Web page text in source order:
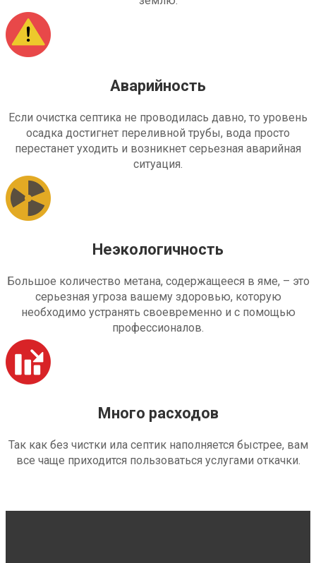
Аварийность
Если очистка септика не проводилась давно, то уровень
осадка достигнет переливной трубы, вода просто
перестанет уходить и возникнет серьезная аварийная
ситуация.
Неэкологичность
Большое количество метана, содержащееся в яме, – это
серьезная угроза вашему здоровью, которую
необходимо устранять своевременно и с помощью
профессионалов.
Много расходов
Так как без чистки ила септик наполняется быстрее, вам
все чаще приходится пользоваться услугами откачки.